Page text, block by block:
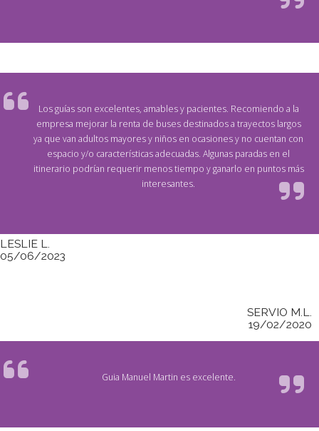
Los guías son excelentes, amables y pacientes. Recomiendo a la
empresa mejorar la renta de buses destinados a trayectos largos
ya que van adultos mayores y niños en ocasiones y no cuentan con
espacio y/o características adecuadas. Algunas paradas en el
itinerario podrían requerir menos tiempo y ganarlo en puntos más
interesantes.
LESLIE L.
05/06/2023
SERVIO M.L.
19/02/2020
Guia Manuel Martin es excelente.